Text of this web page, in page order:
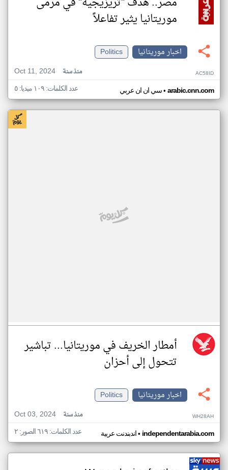
موريتانيا يثير تفاعلاً
اخبار موريتانيا
Politics
Oct 11, 2024
منذ سنة AC58ID
سي ان ان عربي• arabic.cnn.com عدد الكلمات: ١٠٩ ميديا: ٥
أمطار الخريف في موريتانيا... تباشير
تتحول إلى أحزان
اخبار موريتانيا
Politics
Oct 03, 2024
منذ سنة WH28AH
اندبندنت عربية• independentarabia.com عدد الكلمات: ٦١٩ الصور: ٢